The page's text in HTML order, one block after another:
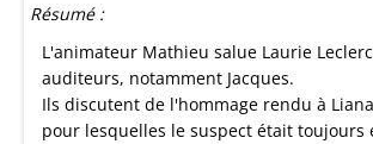
Résumé :
L'animateur Mathieu salue Laurie
auditeurs, notamment Jacques.
Ils discutent de l'hommage rendu à
pour lesquelles le suspect était toujours